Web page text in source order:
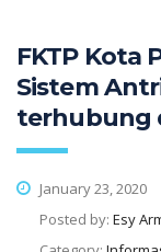
FKTP Kota
Sistem
terhubung
January 23, 2020
Posted by: Esy